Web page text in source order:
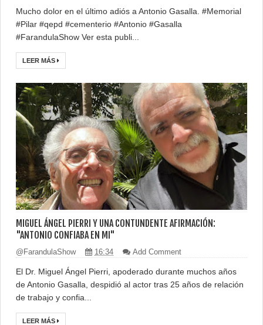
Mucho dolor en el último adiós a Antonio Gasalla. #Memorial
#Pilar #qepd #cementerio #Antonio #Gasalla
#FarandulaShow Ver esta publi...
LEER MÁS
MIGUEL ÁNGEL PIERRI Y UNA CONTUNDENTE AFIRMACIÓN:
"ANTONIO CONFIABA EN MI"
@FarandulaShow 16:34 Add Comment
El Dr. Miguel Ángel Pierri, apoderado durante muchos años
de Antonio Gasalla, despidió al actor tras 25 años de relación
de trabajo y confia...
LEER MÁS